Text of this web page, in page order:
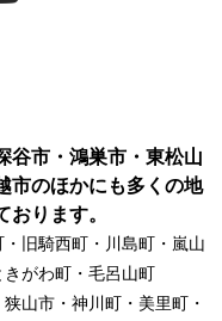
谷市・鴻巣市・東松山
市のほかにも多くの地
ります。
旧騎西町・川島町・嵐山
がわ町・毛呂山町
山市・神川町・美里町・